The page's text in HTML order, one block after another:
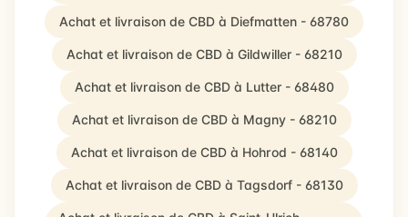
Achat et livraison de CBD à Diefmatten - 68780
Achat et livraison de CBD à Gildwiller - 68210
Achat et livraison de CBD à Lutter - 68480
Achat et livraison de CBD à Magny - 68210
Achat et livraison de CBD à Hohrod - 68140
Achat et livraison de CBD à Tagsdorf - 68130